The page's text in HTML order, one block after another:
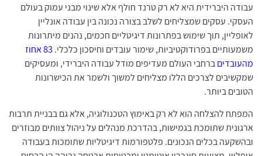
עבודה היברידית היא לא רק טרנד חולף אלא שינוי מבני עמוק בעולם
העסקי. עסקים שמצליחים לשלב בצורה נכונה בין עבודה אונליין
לאופליין, תוך שימוש בפתרונות דיגיטליים חכמים, נהנים מיתרונות
משמעותיים בפרודוקטיביות, שימור עובדים וחיסכון כלכלי.
83 אחוז
מהעובדיםברחבי העולם מעדיפים מודל עבודה היברידי, ומעסיקים
שמקשיבים לצרכים הללו מצליחים למשוך ולשמר את הכישרונות
הטובים ביותר.
המפתח להצלחה הוא לא רק באימוץ הטכנולוגיה, אלא גם בבניית תרבות
ארגונית שתומכת בגמישות, בהדרכת מנהלים על ניהול צוותים מבוזרים
ובהשקעה בכלים הנכונים. פלטפורמות דיגיטליות שתומכות בעבודה